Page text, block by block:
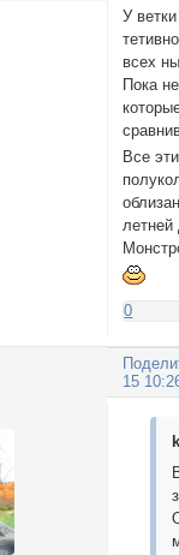
У
всех
Пока
Все
0
15